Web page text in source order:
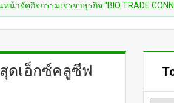
รมเจรจาธุรกิจ “BIO TRADE CONNECT 2026”
ดเอ็กซ์คลูซีฟ